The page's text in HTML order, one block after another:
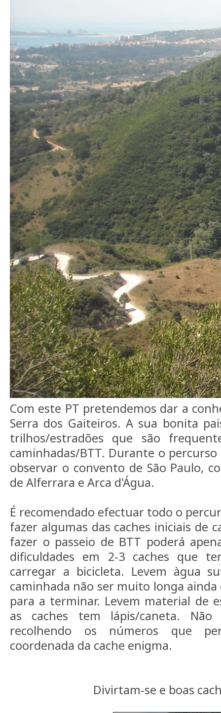
Com este PT pretendemos dar a
Serra dos Gaiteiros. A sua bonita
trilhos/estradões que são
caminhadas/BTT. Durante o
observar o convento de São Paulo,
de Alferrara e Arca d'Água.
É recomendado efectuar todo o
fazer algumas das caches iniciais de
fazer o passeio de BTT poderá
dificuldades em 2-3 caches que
carregar a bicicleta. Levem àgua
caminhada não ser muito longa
para a terminar. Levem material de
as caches tem lápis/caneta.
recolhendo os números que
coordenada da cache enigma.
Divirtam-se e boas